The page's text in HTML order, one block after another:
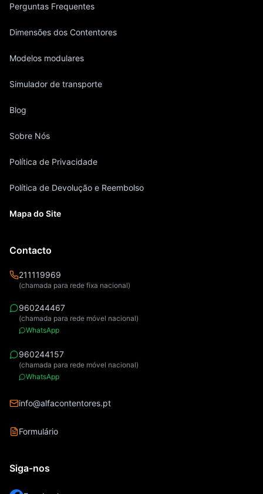
Perguntas Frequentes
Dimensões dos Contentores
Modelos modulares
Simulador de transporte
Blog
Sobre Nós
Política de Privacidade
Política de Devolução e Reembolso
Mapa do Site
Contacto
211119969
(chamada para rede fixa nacional)
960244467
(chamada para rede móvel nacional)
WhatsApp
960244157
(chamada para rede móvel nacional)
WhatsApp
info@alfacontentores.pt
Formulário
Siga-nos